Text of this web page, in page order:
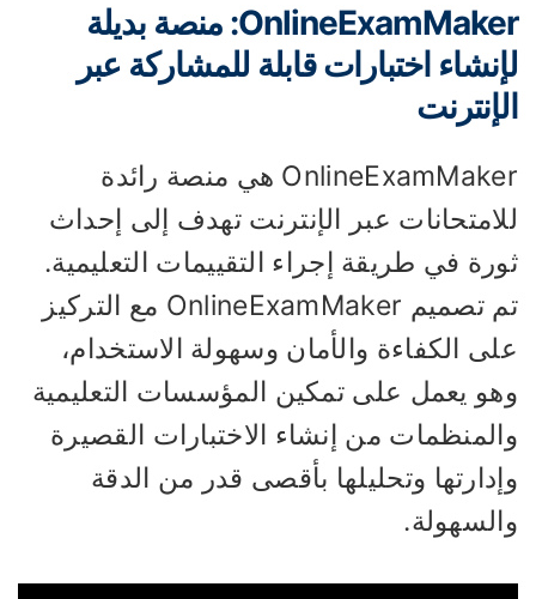
OnlineExamMaker: منصة بديلة
اختبارات قابلة للمشاركة عبر
OnlineExamMaker هي منصة رائدة
عبر الإنترنت تهدف إلى إحداث
في طريقة إجراء التقييمات التعليمية.
تم تصميم OnlineExamMaker مع التركيز
الكفاءة والأمان وسهولة الاستخدام،
يعمل على تمكين المؤسسات التعليمية
من إنشاء الاختبارات القصيرة
وتحليلها بأقصى قدر من الدقة